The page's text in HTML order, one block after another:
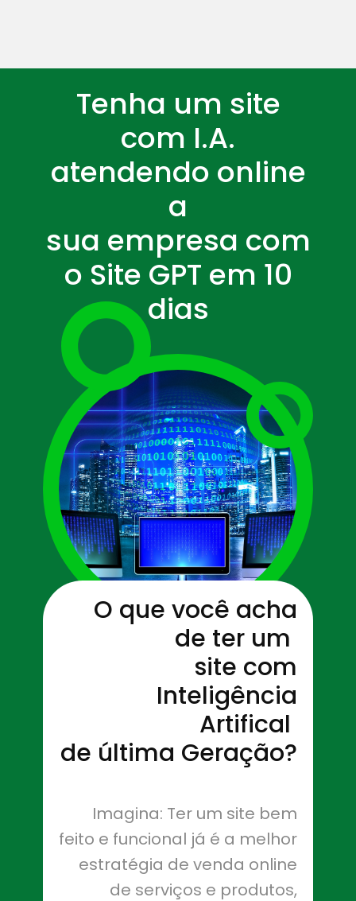
Tenha um site
com I.A.
atendendo online
a
sua empresa com
o Site GPT em 10
dias
O que você acha
de ter um
site com
Inteligência
Artifical
de última Geração?
Imagina: Ter um site bem
feito e funcional já é a melhor
estratégia de venda online
de serviços e produtos,